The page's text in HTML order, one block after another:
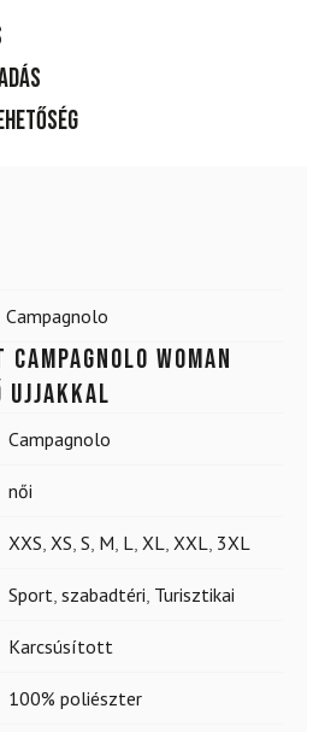
Campagnolo
Woman
ujjakkal
Campagnolo
női
XXS XS S M L XL XXL 3XL
Sport szabadtéri Turisztikai
Karcsúsított
100% poliészter